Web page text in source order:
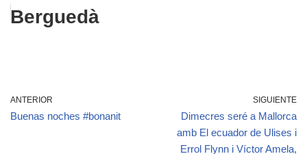
Berguedà
ANTERIOR
Buenas noches #bonanit
SIGUIENTE
Dimecres seré a Mallorca
amb El ecuador de Ulises i
Errol Flynn i Víctor Amela,